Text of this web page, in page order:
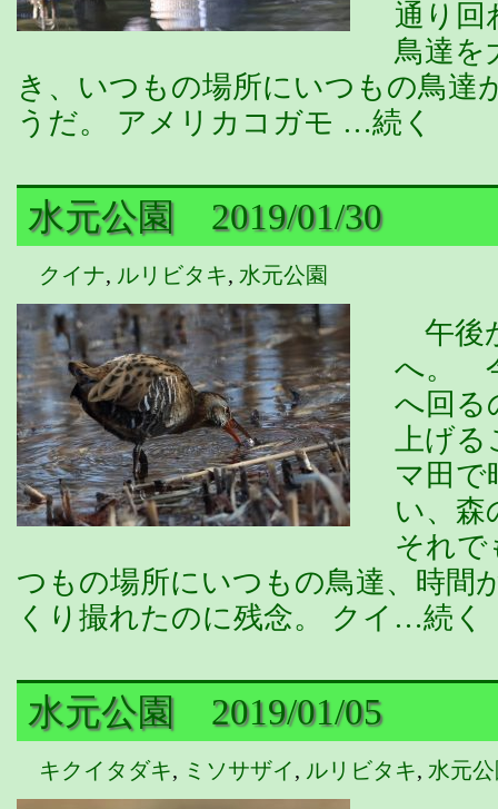
通り回
鳥達を
き、いつもの場所にいつもの鳥達
うだ。 アメリカコガモ …続く
水元公園 2019/01/30
クイナ, ルリビタキ, 水元公園
午後
へ。
へ回る
上げ
マ田で
い、
それで
つもの場所にいつもの鳥達、時間
くり撮れたのに残念。 クイ…続く
水元公園 2019/01/05
キクイタダキ, ミソサザイ, ルリビタキ, 水元